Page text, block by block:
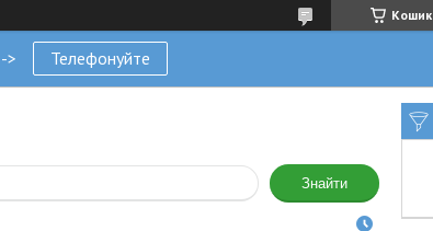
Кошик
> Телефонуйте
Знайти